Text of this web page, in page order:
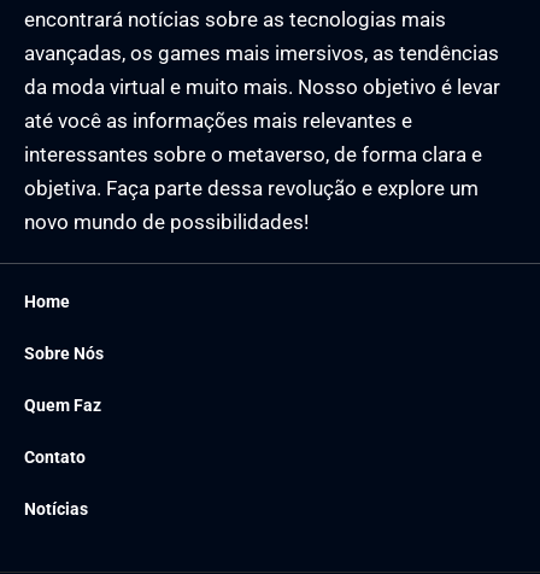
encontrará notícias sobre as tecnologias mais
avançadas, os games mais imersivos, as tendências
da moda virtual e muito mais. Nosso objetivo é levar
até você as informações mais relevantes e
interessantes sobre o metaverso, de forma clara e
objetiva. Faça parte dessa revolução e explore um
novo mundo de possibilidades!
Home
Sobre Nós
Quem Faz
Contato
Notícias